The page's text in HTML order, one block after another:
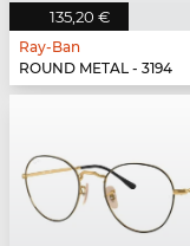
135,20 €
Ray-Ban
ROUND METAL - 3194